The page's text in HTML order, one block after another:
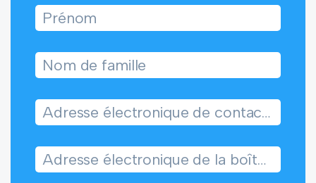
Prénom
Nom de famille
Adresse électronique de contact (à laquelle nous répondrons)
Adresse électronique de la boîte aux lettres en question